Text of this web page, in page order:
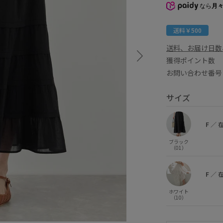
なら 月
送料￥500
送料、お届け日
獲得ポイント数
お問い合わせ番
サイズ
ブラック
（01）
F ／
ホワイト
（10）
F ／